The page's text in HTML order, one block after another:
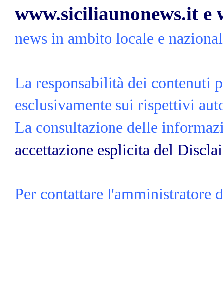
www.siciliaunonews.it e
news in ambito locale e
La responsabilità dei contenuti
esclusivamente sui rispettivi
La consultazione delle
accettazione esplicita del
Per contattare l'amministratore